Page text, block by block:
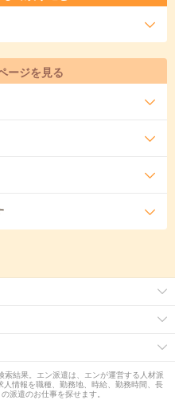
ージを見る
結果。エン派遣は、エンが運営する人材派
情報を職種、勤務地、時給、勤務時間、長
派遣のお仕事を探せます。